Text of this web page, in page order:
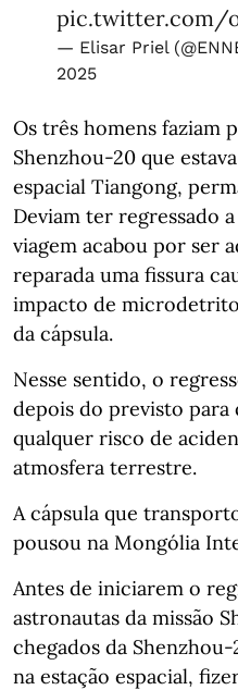
pic.twitter.com/
— Elisar Priel
2025
Os três homens faziam
Shenzhou-20 que
espacial Tiangong,
Deviam ter regressado
viagem acabou por ser
reparada uma fissura
impacto de
da cápsula.
Nesse sentido, o
depois do previsto para
qualquer risco de
atmosfera terrestre.
A cápsula que
pousou na Mongólia
Antes de iniciarem o
astronautas da missão
chegados da
na estação espacial,